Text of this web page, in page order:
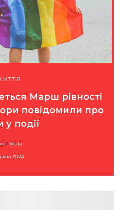
Марш рівності
повідомили про
у події
bit.ua
2024